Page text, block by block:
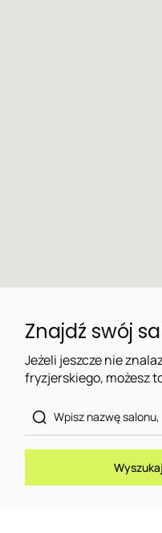
Znajdź swój
Jeżeli jeszcze nie
fryzjerskiego, możesz